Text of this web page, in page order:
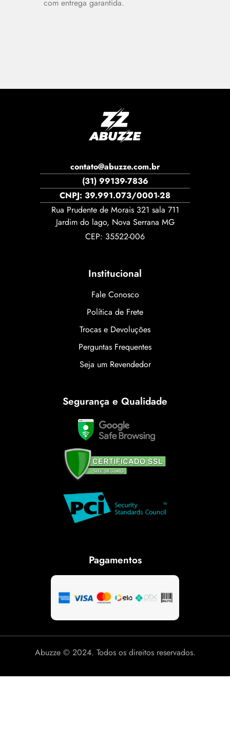
com entrega garantida.
contato@abuzze.com.br
(31) 99139-7836
CNPJ: 39.991.073/0001-28
Rua Prudente de Morais 321 sala 711
Jardim do lago, Nova Serrana MG
CEP: 35522-006
Institucional
Fale Conosco
Política de Frete
Trocas e Devoluções
Perguntas Frequentes
Seja um Revendedor
Segurança e Qualidade
Pagamentos
Abuzze © 2024. Todos os direitos reservados.